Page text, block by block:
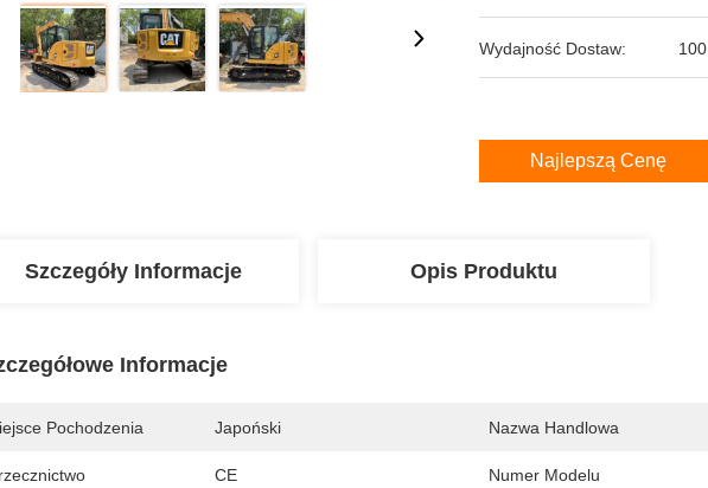
Wydajność Dostaw: 100
Najlepszą Cenę
Szczegóły Informacje Opis Produktu
Informacje
Pochodzenia Japoński Nazwa Handlowa
CE Numer Modelu